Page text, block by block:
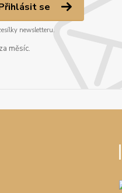
se
newsletteru.
měsíc.